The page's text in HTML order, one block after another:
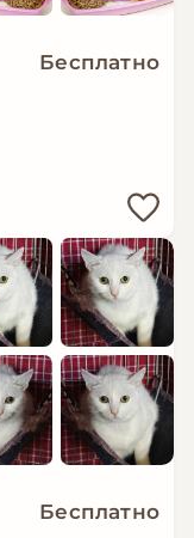
Бесплатно
Бесплатно